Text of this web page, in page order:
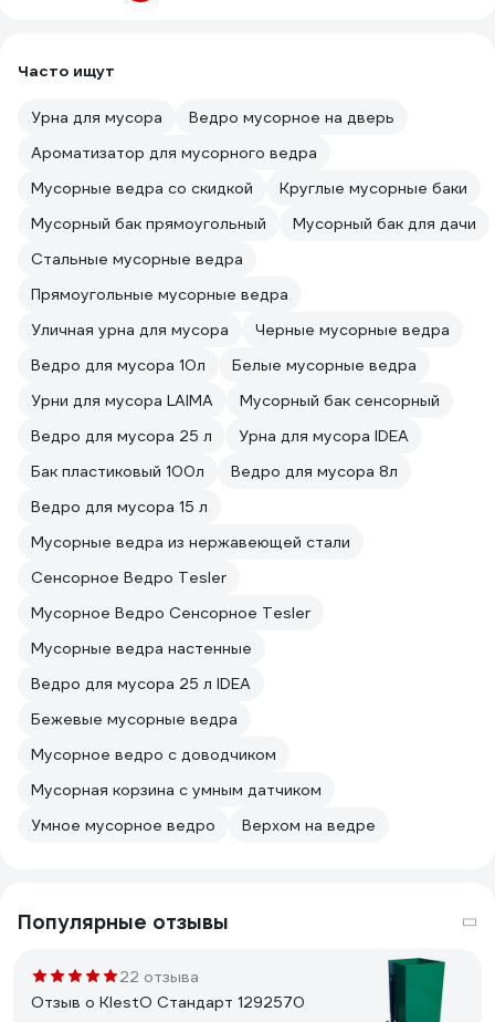
Часто ищут
Урна для мусора
Ведро мусорное на дверь
Ароматизатор для мусорного ведра
Мусорные ведра со скидкой
Круглые мусорные баки
Мусорный бак прямоугольный
Мусорный бак для дачи
Стальные мусорные ведра
Прямоугольные мусорные ведра
Уличная урна для мусора
Черные мусорные ведра
Ведро для мусора 10л
Белые мусорные ведра
Урни для мусора LAIMA
Мусорный бак сенсорный
Ведро для мусора 25 л
Урна для мусора IDEA
Бак пластиковый 100л
Ведро для мусора 8л
Ведро для мусора 15 л
Мусорные ведра из нержавеющей стали
Сенсорное Ведро Tesler
Мусорное Ведро Сенсорное Tesler
Мусорные ведра настенные
Ведро для мусора 25 л IDEA
Бежевые мусорные ведра
Мусорное ведро с доводчиком
Мусорная корзина с умным датчиком
Умное мусорное ведро
Верхом на ведре
Популярные отзывы
22 отзыва
Отзыв о KlestO Стандарт 1292570